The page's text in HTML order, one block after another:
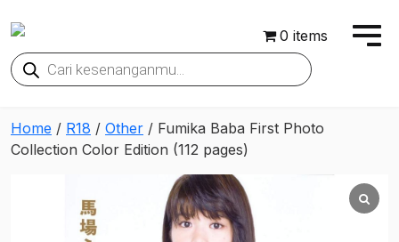
0 items
Products
search
Home / R18 / Other / Fumika Baba First Photo
Collection Color Edition (112 pages)